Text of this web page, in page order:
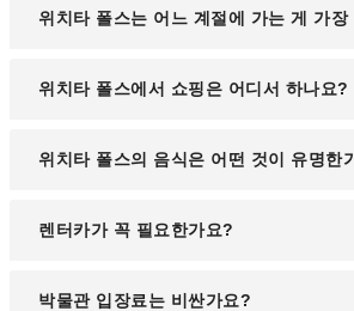
워터파크, 자연공원, 박물관 투어 등
위치타 폴스는 어느 계절에 가는 게 가장
봄(4~5월)과 가을(9~10월)이 가장
위치타 폴스에서 쇼핑은 어디서 하나요?
사익스 센터 몰과 다운타운 지역의
위치타 폴스의 음식은 어떤 것이 유명한
텍사스식 바비큐, 스테이크, 멕시칸
렌터카가 꼭 필요한가요?
대중교통은 제한적이므로 렌터카를
박물관 입장료는 비싼가요?